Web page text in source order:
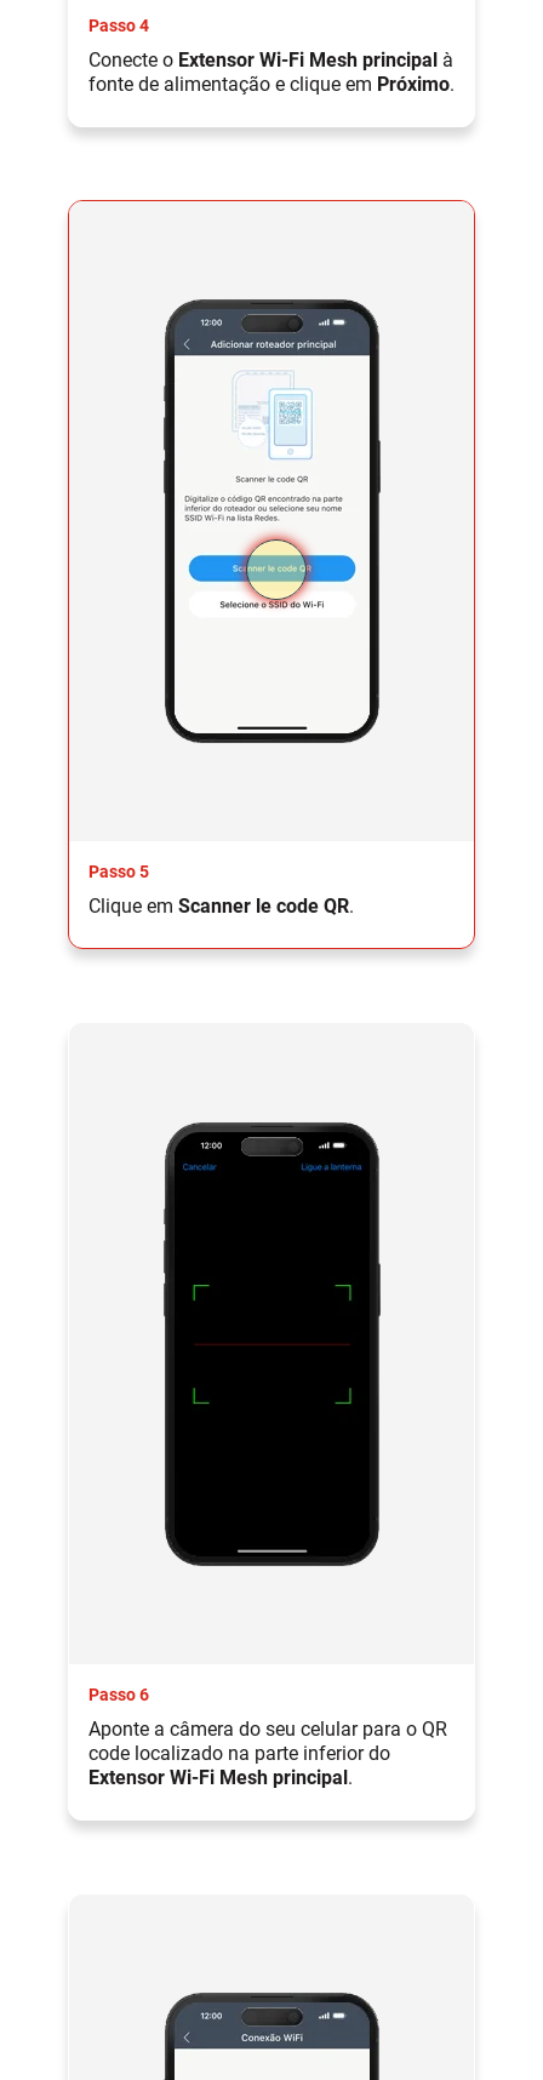
Passo 4
Conecte o Extensor Wi-Fi Mesh principal à
fonte de alimentação e clique em Próximo.
Passo 5
Clique em Scanner le code QR.
Passo 6
Aponte a câmera do seu celular para o QR
code localizado na parte inferior do
Extensor Wi-Fi Mesh principal.